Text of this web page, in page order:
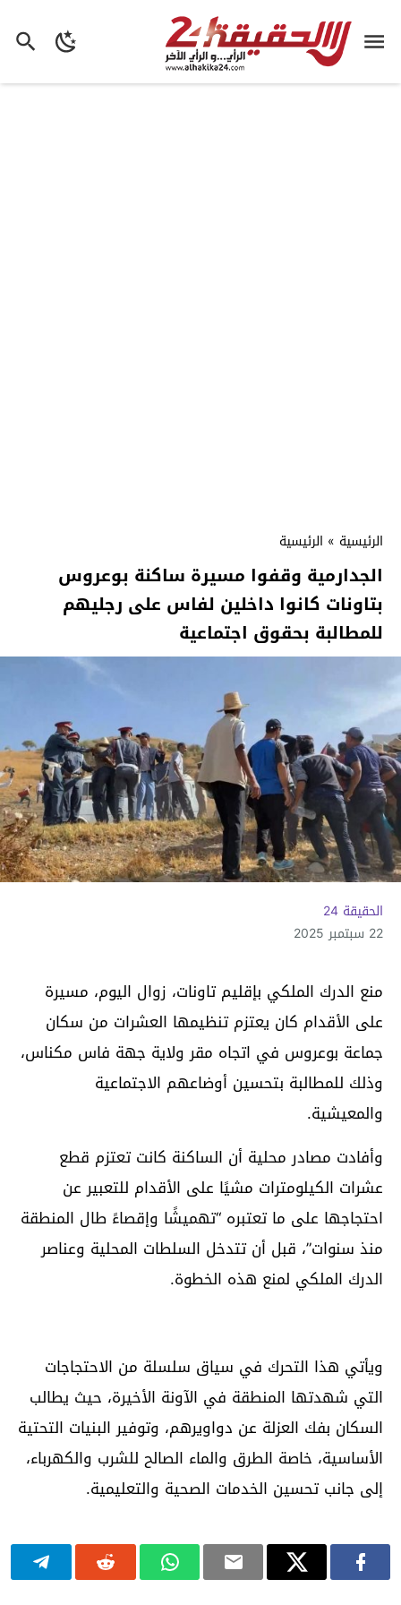
الرئيسية » الرئيسية
الجدارمية وقفوا مسيرة ساكنة بوعروس
بتاونات كانوا داخلين لفاس على رجليهم
للمطالبة بحقوق اجتماعية
الحقيقة 24
22 سبتمبر 2025
منع الدرك الملكي بإقليم تاونات، زوال اليوم، مسيرة
على الأقدام كان يعتزم تنظيمها العشرات من سكان
جماعة بوعروس في اتجاه مقر ولاية جهة فاس مكناس،
وذلك للمطالبة بتحسين أوضاعهم الاجتماعية
والمعيشية.
وأفادت مصادر محلية أن الساكنة كانت تعتزم قطع
عشرات الكيلومترات مشيًا على الأقدام للتعبير عن
احتجاجها على ما تعتبره “تهميشًا وإقصاءً طال المنطقة
منذ سنوات”، قبل أن تتدخل السلطات المحلية وعناصر
الدرك الملكي لمنع هذه الخطوة.
ويأتي هذا التحرك في سياق سلسلة من الاحتجاجات
التي شهدتها المنطقة في الآونة الأخيرة، حيث يطالب
السكان بفك العزلة عن دواويرهم، وتوفير البنيات التحتية
الأساسية، خاصة الطرق والماء الصالح للشرب والكهرباء،
إلى جانب تحسين الخدمات الصحية والتعليمية.